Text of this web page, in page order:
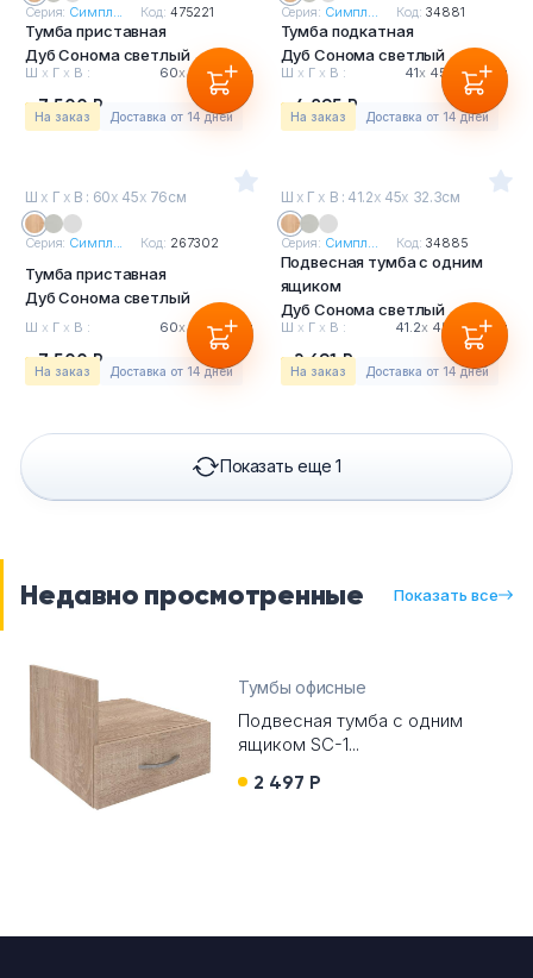
Серия: Симпл... Код: 475221
Тумба приставная
Дуб Сонома светлый
Ш х Г х В : 60х45 х76см
7 500 Р
На заказ Доставка от 14 дней
Серия: Симпл... Код: 34881
Тумба подкатная
Дуб Сонома светлый
Ш х Г х В : 41х 45 56.6см
4 895 Р
На заказ Доставка от 14 дней
Ш х Г х В : 60х 45х 76см
Серия: Симпл... Код: 267302
Тумба приставная
Дуб Сонома светлый
Ш х Г х В : 60х45 х76см
7 500 Р
На заказ Доставка от 14 дней
Ш х Г х В : 41.2х 45х 32.3см
Серия: Симпл... Код: 34885
Подвесная тумба с одним
ящиком
Дуб Сонома светлый
Ш х Г х В : 41.2х 45 32.3см
2 691 Р
На заказ Доставка от 14 дней
Показать еще 1
Недавно просмотренные Показать все
Тумбы офисные
Подвесная тумба с одним
ящиком SC-1...
2 497 Р